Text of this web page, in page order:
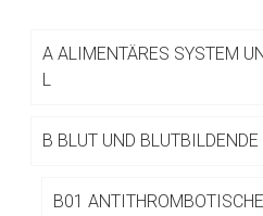
A ALIMENTÄRES SYSTEM
L
B BLUT UND BLUTBILDENDE
B01
Aufruf einer externen
Seite. Für die Inhalte der
Datenschutzbestimmungen.